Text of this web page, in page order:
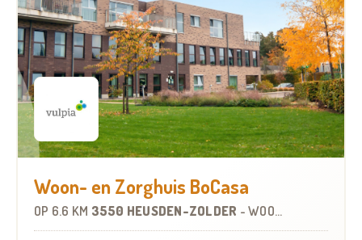
Woon- en Zorghuis BoCasa
OP 6.6 KM 3550 HEUSDEN-ZOLDER - WOONZORGCENTRUM (WZC)